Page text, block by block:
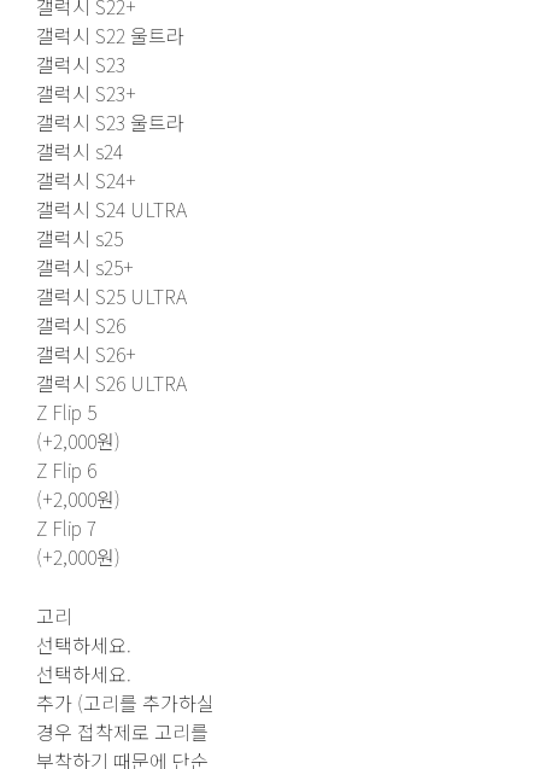
갤럭시 S22+
갤럭시 S22 울트라
갤럭시 S23
갤럭시 S23+
갤럭시 S23 울트라
갤럭시 s24
갤럭시 S24+
갤럭시 S24 ULTRA
갤럭시 s25
갤럭시 s25+
갤럭시 S25 ULTRA
갤럭시 S26
갤럭시 S26+
갤럭시 S26 ULTRA
Z Flip 5
(+2,000원)
Z Flip 6
(+2,000원)
Z Flip 7
(+2,000원)
고리
선택하세요.
선택하세요.
추가 (고리를 추가하실
경우 접착제로 고리를
부착하기 때문에 단순